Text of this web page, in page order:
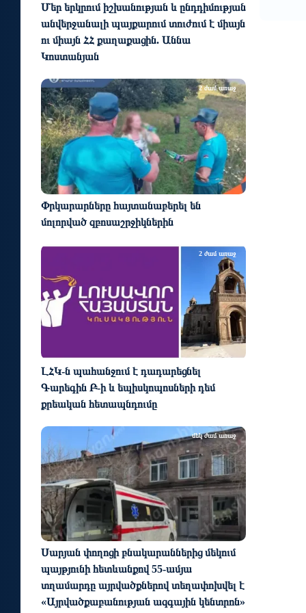
Մեր երկրում իշխանության և ընդդիմության
անվերջանալի պայքարում տուժում է միայն
ու միայն ՀՀ քաղաքացին. Աննա
Կոստանյան
Փրկարարները հայտանաբերել են
մոլորված զբոսաշրջիկներին
2 ժամ առաջ
ԼՀԿ-ն պահանջում է դադարեցնել
Գարեգին Բ-ի և եպիսկոպոսների դեմ
քրեական հետապնդումը
2 ժամ առաջ
Սարյան փողոցի բնակարաններից մեկում
պայթյունի հետևանքով 55-ամյա
տղամարդը այրվածքներով տեղափոխվել է
«Այրվածքաբանության ազգային կենտրոն»
մեկ ժամ առաջ